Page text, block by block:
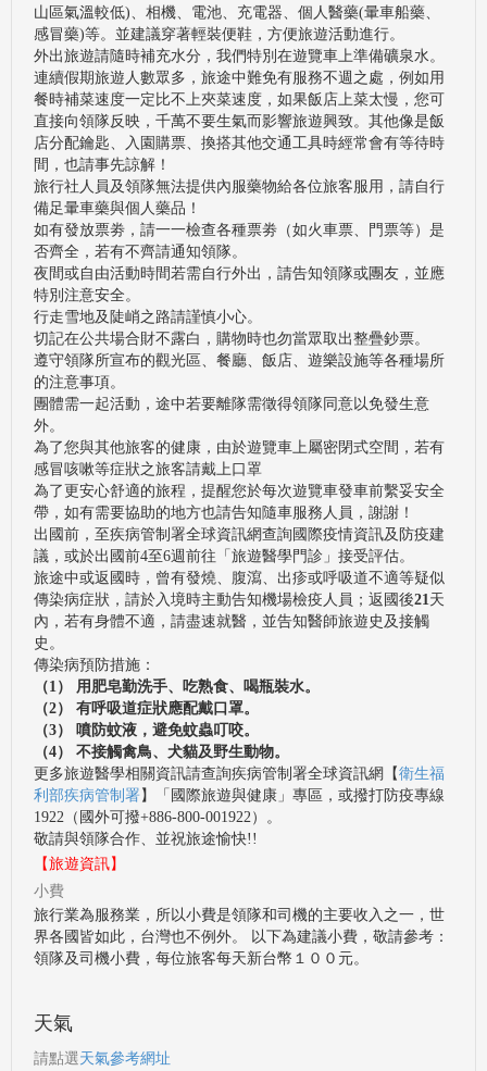
山區氣溫較低)、相機、電池、充電器、個人醫藥(暈車船藥、
感冒藥)等。並建議穿著輕裝便鞋，方便旅遊活動進行。
外出旅遊請隨時補充水分，我們特別在遊覽車上準備礦泉水。
連續假期旅遊人數眾多，旅途中難免有服務不週之處，例如用
餐時補菜速度一定比不上夾菜速度，如果飯店上菜太慢，您可
直接向領隊反映，千萬不要生氣而影響旅遊興致。其他像是飯
店分配鑰匙、入園購票、換搭其他交通工具時經常會有等待時
間，也請事先諒解！
旅行社人員及領隊無法提供內服藥物給各位旅客服用，請自行
備足暈車藥與個人藥品！
如有發放票劵，請一一檢查各種票劵（如火車票、門票等）是
否齊全，若有不齊請通知領隊。
夜間或自由活動時間若需自行外出，請告知領隊或團友，並應
特別注意安全。
行走雪地及陡峭之路請謹慎小心。
切記在公共場合財不露白，購物時也勿當眾取出整疊鈔票。
遵守領隊所宣布的觀光區、餐廳、飯店、遊樂設施等各種場所
的注意事項。
團體需一起活動，途中若要離隊需徵得領隊同意以免發生意
外。
為了您與其他旅客的健康，由於遊覽車上屬密閉式空間，若有
感冒咳嗽等症狀之旅客請戴上口罩
為了更安心舒適的旅程，提醒您於每次遊覽車發車前繫妥安全
帶，如有需要協助的地方也請告知隨車服務人員，謝謝！
出國前，至疾病管制署全球資訊網查詢國際疫情資訊及防疫建
議，或於出國前4至6週前往「旅遊醫學門診」接受評估。
旅途中或返國時，曾有發燒、腹瀉、出疹或呼吸道不適等疑似
傳染病症狀，請於入境時主動告知機場檢疫人員；返國後21天
內，若有身體不適，請盡速就醫，並告知醫師旅遊史及接觸
史。
傳染病預防措施：
（1） 用肥皂勤洗手、吃熟食、喝瓶裝水。
（2） 有呼吸道症狀應配戴口罩。
（3） 噴防蚊液，避免蚊蟲叮咬。
（4） 不接觸禽鳥、犬貓及野生動物。
更多旅遊醫學相關資訊請查詢疾病管制署全球資訊網【衛生福
利部疾病管制署】「國際旅遊與健康」專區，或撥打防疫專線
1922（國外可撥+886-800-001922）。
敬請與領隊合作、並祝旅途愉快!!
【旅遊資訊】
小費
旅行業為服務業，所以小費是領隊和司機的主要收入之一，世
界各國皆如此，台灣也不例外。 以下為建議小費，敬請參考：
領隊及司機小費，每位旅客每天新台幣１００元。
天氣
請點選天氣參考網址